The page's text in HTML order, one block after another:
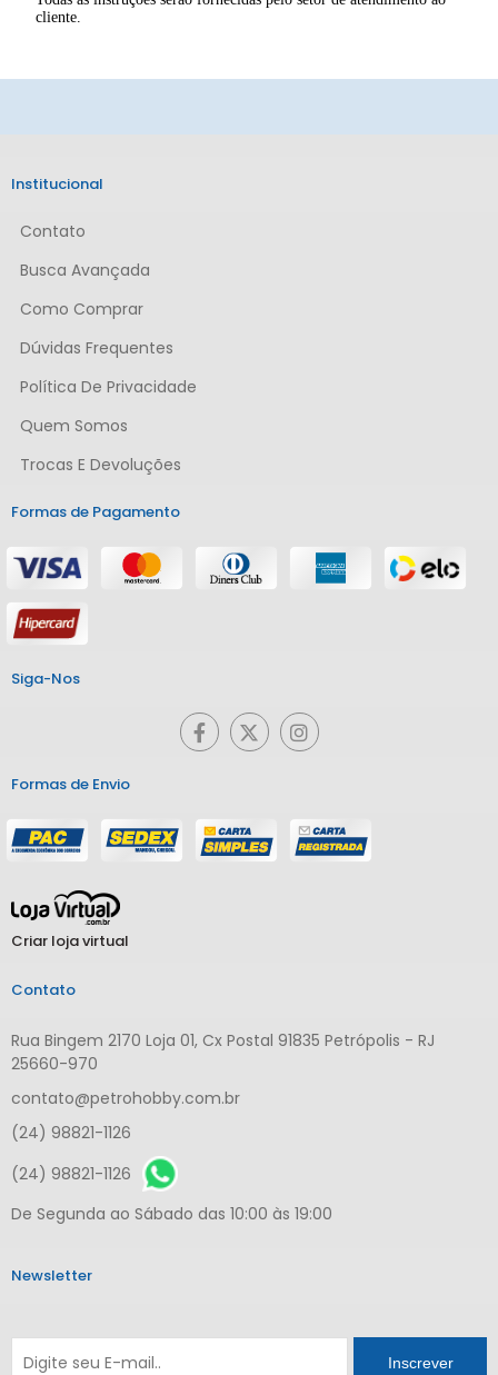
cliente.
Institucional
Contato
Busca Avançada
Como Comprar
Dúvidas Frequentes
Política De Privacidade
Quem Somos
Trocas E Devoluções
Formas de Pagamento
Siga-Nos
Formas de Envio
Criar loja virtual
Contato
Rua Bingem 2170 Loja 01, Cx Postal 91835 Petrópolis - RJ
25660-970
contato@petrohobby.com.br
(24) 98821-1126
(24) 98821-1126
De Segunda ao Sábado das 10:00 às 19:00
Newsletter
Inscrever